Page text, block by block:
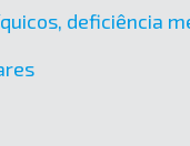
deficiência